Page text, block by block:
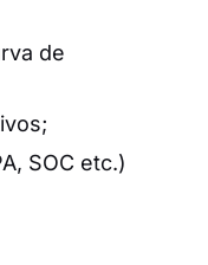
de
SOC etc.)